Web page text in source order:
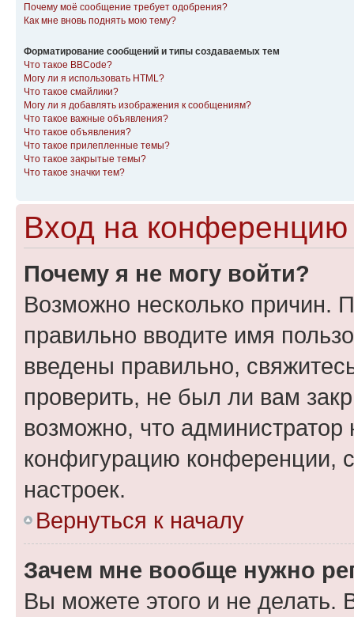
Почему моё сообщение требует одобрения?
Как мне вновь поднять мою тему?
Форматирование сообщений и типы создаваемых тем
Что такое BBCode?
Могу ли я использовать HTML?
Что такое смайлики?
Могу ли я добавлять изображения к сообщениям?
Что такое важные объявления?
Что такое объявления?
Что такое прилепленные темы?
Что такое закрытые темы?
Что такое значки тем?
Вход на конференцию
Почему я не могу войти?
Возможно несколько причин.
правильно вводите имя
введены правильно,
проверить, не был ли вам
возможно, что администратор
конфигурацию конференции,
настроек.
Вернуться к началу
Зачем мне вообще нужно
Вы можете этого и не делать.